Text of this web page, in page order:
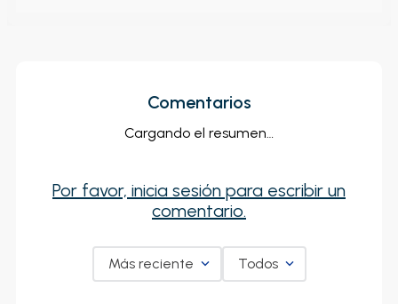
Comentarios
Cargando el resumen…
Por favor, inicia sesión para escribir un
comentario.
Más reciente Todos